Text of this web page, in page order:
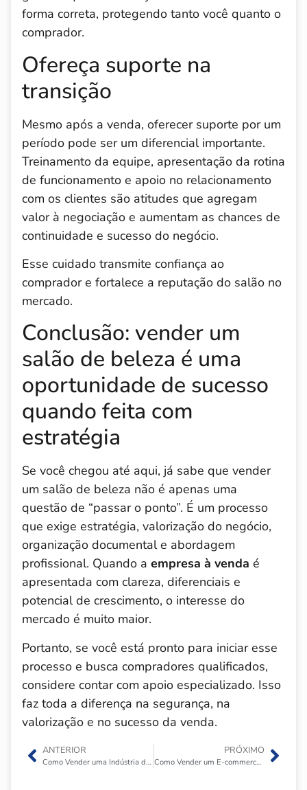
forma correta, protegendo tanto você quanto o
comprador.
Ofereça suporte na
transição
Mesmo após a venda, oferecer suporte por um
período pode ser um diferencial importante.
Treinamento da equipe, apresentação da rotina
de funcionamento e apoio no relacionamento
com os clientes são atitudes que agregam
valor à negociação e aumentam as chances de
continuidade e sucesso do negócio.
Esse cuidado transmite confiança ao
comprador e fortalece a reputação do salão no
mercado.
Conclusão: vender um
salão de beleza é uma
oportunidade de sucesso
quando feita com
estratégia
Se você chegou até aqui, já sabe que vender
um salão de beleza não é apenas uma
questão de “passar o ponto”. É um processo
que exige estratégia, valorização do negócio,
organização documental e abordagem
profissional. Quando a empresa à venda é
apresentada com clareza, diferenciais e
potencial de crescimento, o interesse do
mercado é muito maior.
Portanto, se você está pronto para iniciar esse
processo e busca compradores qualificados,
considere contar com apoio especializado. Isso
faz toda a diferença na segurança, na
valorização e no sucesso da venda.
ANTERIOR
Como Vender uma Indústria de Roupas?
PRÓXIMO
Como Vender um E-commerce e Marketplaces?